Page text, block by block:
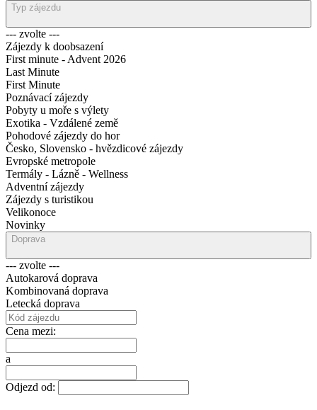
Typ zájezdu
--- zvolte ---
Zájezdy k doobsazení
First minute - Advent 2026
Last Minute
First Minute
Poznávací zájezdy
Pobyty u moře s výlety
Exotika - Vzdálené země
Pohodové zájezdy do hor
Česko, Slovensko - hvězdicové zájezdy
Evropské metropole
Termály - Lázně - Wellness
Adventní zájezdy
Zájezdy s turistikou
Velikonoce
Novinky
Doprava
--- zvolte ---
Autokarová doprava
Kombinovaná doprava
Letecká doprava
Cena mezi:
a
Odjezd od: